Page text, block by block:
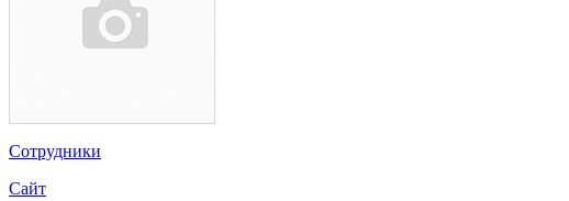
Сотрудники
Сайт